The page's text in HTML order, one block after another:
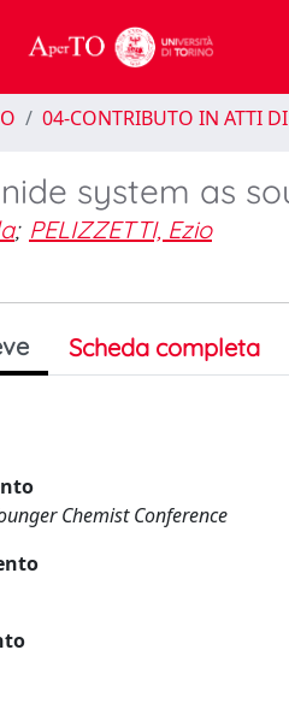
04-CONTRIBUTO IN ATTI
system as
; PELIZZETTI, Ezio
Scheda completa
Chemist Conference